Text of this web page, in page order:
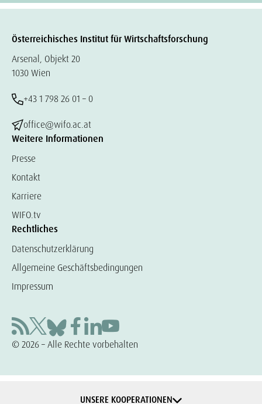
Österreichisches Institut für Wirtschaftsforschung
Arsenal, Objekt 20
1030 Wien
+43 1 798 26 01 – 0
office@wifo.ac.at
Weitere Informationen
Presse
Kontakt
Karriere
WIFO.tv
Rechtliches
Datenschutzerklärung
Allgemeine Geschäftsbedingungen
Impressum
© 2026 – Alle Rechte vorbehalten
UNSERE KOOPERATIONEN